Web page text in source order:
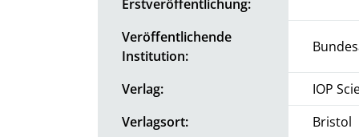
Erstveröffentlichung:
Veröffentlichende
Institution:
Verlag:
IOP
Verlagsort:
Bristol